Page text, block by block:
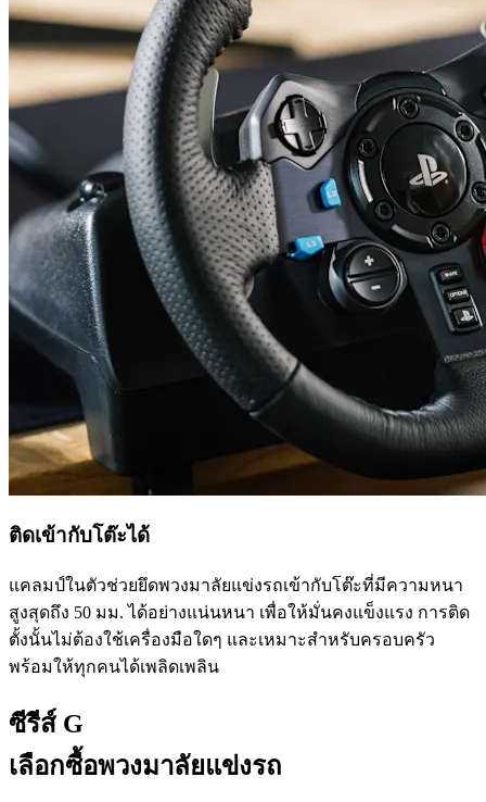
ติดเข้ากับโต๊ะได้
แคลมป์ในตัวช่วยยึดพวงมาลัยแข่งรถเข้ากับโต๊ะที่มีความหนา
สูงสุดถึง 50 มม. ได้อย่างแน่นหนา เพื่อให้มั่นคงแข็งแรง การติด
ตั้งนั้นไม่ต้องใช้เครื่องมือใดๆ และเหมาะสำหรับครอบครัว
พร้อมให้ทุกคนได้เพลิดเพลิน
ซีรีส์ G
เลือกซื้อพวงมาลัยแข่งรถ